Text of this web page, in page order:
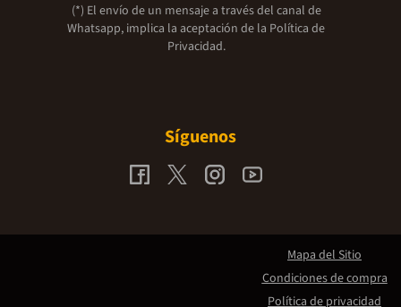
(*) El envío de un mensaje a través del canal de
Whatsapp, implica la aceptación de la Política de
Privacidad.
Síguenos
Mapa del Sitio
Condiciones de compra
Política de privacidad